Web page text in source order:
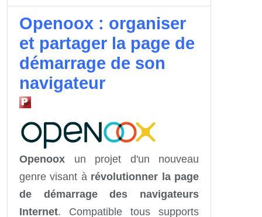
Openoox : organiser
et partager la page de
démarrage de son
navigateur
Openoox un projet d'un nouveau
genre visant à révolutionner la page
de démarrage des navigateurs
Internet. Compatible tous supports